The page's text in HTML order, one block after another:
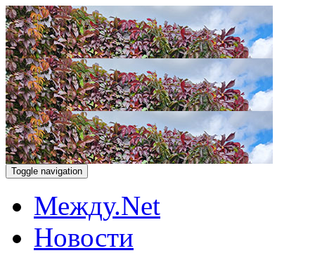
Toggle navigation
Между.Net
Новости